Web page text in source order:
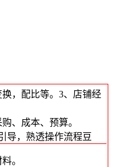
，配比等。3、店铺经
、成本、预算。
导，熟透操作流程豆
。